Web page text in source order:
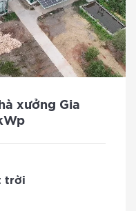
xưởng Gia
trời